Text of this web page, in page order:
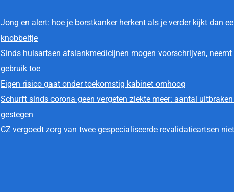
Jong en alert: hoe je borstkanker herkent als je verder kijkt dan
knobbeltje
Sinds huisartsen afslankmedicijnen mogen voorschrijven, neemt
gebruik toe
Eigen risico gaat onder toekomstig kabinet omhoog
Schurft sinds corona geen vergeten ziekte meer: aantal
gestegen
CZ vergoedt zorg van twee gespecialiseerde revalidatieartsen